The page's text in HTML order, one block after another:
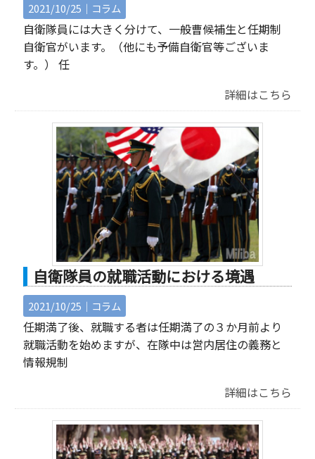
2021/10/25｜ コラム
自衛隊員には大きく分けて、一般曹候補生と任期制
自衛官がいます。（他にも予備自衛官等ございま
す。） 任
詳細はこちら
自衛隊員の就職活動における境遇
2021/10/25｜ コラム
任期満了後、就職する者は任期満了の３か月前より
就職活動を始めますが、在隊中は営内居住の義務と
情報規制
詳細はこちら